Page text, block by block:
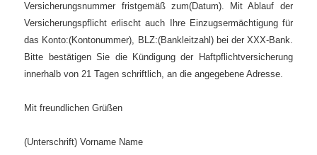
Versicherungsnummer fristgemäß zum(Datum). Mit Ablauf der
Versicherungspflicht erlischt auch Ihre Einzugsermächtigung für
das Konto:(Kontonummer), BLZ:(Bankleitzahl) bei der XXX-Bank.
Bitte bestätigen Sie die Kündigung der Haftpflichtversicherung
innerhalb von 21 Tagen schriftlich, an die angegebene Adresse.
Mit freundlichen Grüßen
(Unterschrift) Vorname Name